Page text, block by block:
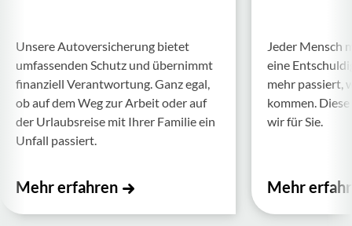
Unsere Auto­ver­si­che­rung bietet
umfas­senden Schutz und über­nimmt
finan­ziell Verant­wor­tung. Ganz egal,
ob auf dem Weg zur Arbeit oder auf
der Urlaubs­reise mit Ihrer Familie ein
Unfall passiert.
Mehr erfahren
Jeder Mensch
eine
mehr passiert,
kommen.
wir für Sie.
Mehr